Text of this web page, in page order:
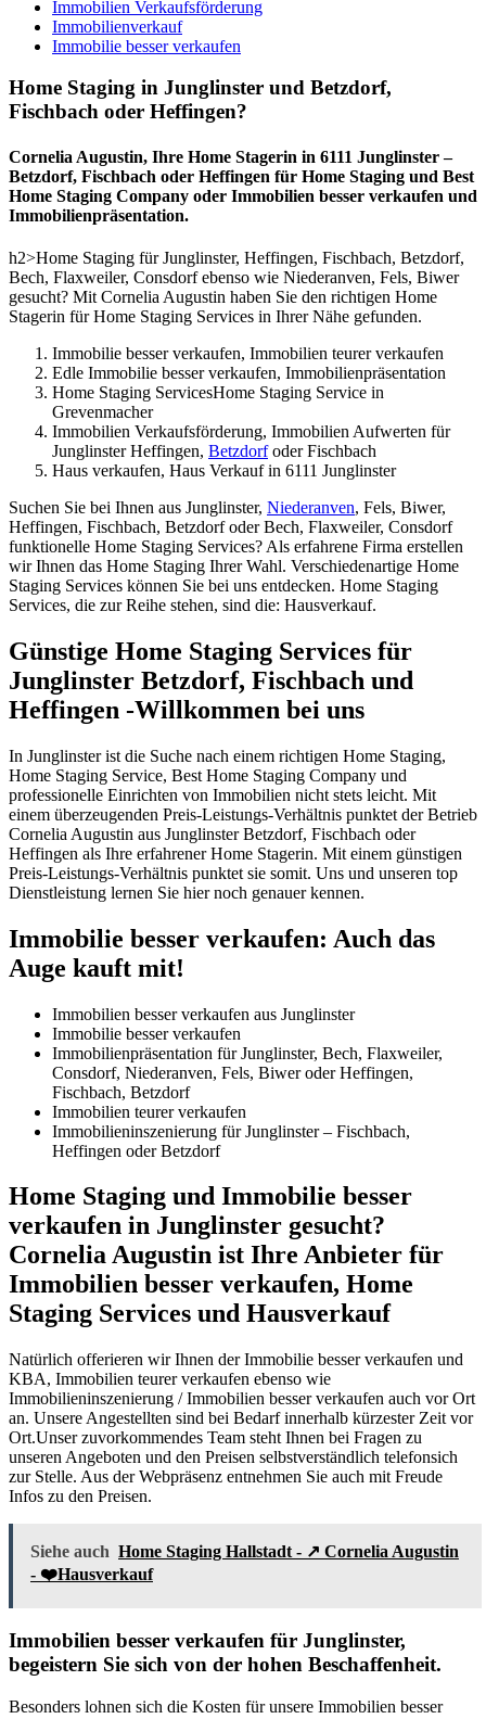
Immobilien Verkaufsförderung
Immobilienverkauf
Immobilie besser verkaufen
Home Staging in Junglinster und Betzdorf,
Fischbach oder Heffingen?
Cornelia Augustin, Ihre Home Stagerin in 6111 Junglinster –
Betzdorf, Fischbach oder Heffingen für Home Staging und Best
Home Staging Company oder Immobilien besser verkaufen und
Immobilienpräsentation.
h2>Home Staging für Junglinster, Heffingen, Fischbach, Betzdorf,
Bech, Flaxweiler, Consdorf ebenso wie Niederanven, Fels, Biwer
gesucht? Mit Cornelia Augustin haben Sie den richtigen Home
Stagerin für Home Staging Services in Ihrer Nähe gefunden.
Immobilie besser verkaufen, Immobilien teurer verkaufen
Edle Immobilie besser verkaufen, Immobilienpräsentation
Home Staging ServicesHome Staging Service in
Grevenmacher
Immobilien Verkaufsförderung, Immobilien Aufwerten für
Junglinster Heffingen, Betzdorfoder Fischbach
Haus verkaufen, Haus Verkauf in 6111 Junglinster
Suchen Sie bei Ihnen aus Junglinster, Niederanven, Fels, Biwer,
Heffingen, Fischbach, Betzdorf oder Bech, Flaxweiler, Consdorf
funktionelle Home Staging Services? Als erfahrene Firma erstellen
wir Ihnen das Home Staging Ihrer Wahl. Verschiedenartige Home
Staging Services können Sie bei uns entdecken. Home Staging
Services, die zur Reihe stehen, sind die: Hausverkauf.
Günstige Home Staging Services für
Junglinster Betzdorf, Fischbach und
Heffingen -Willkommen bei uns
In Junglinster ist die Suche nach einem richtigen Home Staging,
Home Staging Service, Best Home Staging Company und
professionelle Einrichten von Immobilien nicht stets leicht. Mit
einem überzeugenden Preis-Leistungs-Verhältnis punktet der Betrieb
Cornelia Augustin aus Junglinster Betzdorf, Fischbach oder
Heffingen als Ihre erfahrener Home Stagerin. Mit einem günstigen
Preis-Leistungs-Verhältnis punktet sie somit. Uns und unseren top
Dienstleistung lernen Sie hier noch genauer kennen.
Immobilie besser verkaufen: Auch das
Auge kauft mit!
Immobilien besser verkaufen aus Junglinster
Immobilie besser verkaufen
Immobilienpräsentation für Junglinster, Bech, Flaxweiler,
Consdorf, Niederanven, Fels, Biwer oder Heffingen,
Fischbach, Betzdorf
Immobilien teurer verkaufen
Immobilieninszenierung für Junglinster – Fischbach,
Heffingen oder Betzdorf
Home Staging und Immobilie besser
verkaufen in Junglinster gesucht?
Cornelia Augustin ist Ihre Anbieter für
Immobilien besser verkaufen, Home
Staging Services und Hausverkauf
Natürlich offerieren wir Ihnen der Immobilie besser verkaufen und
KBA, Immobilien teurer verkaufen ebenso wie
Immobilieninszenierung / Immobilien besser verkaufen auch vor Ort
an. Unsere Angestellten sind bei Bedarf innerhalb kürzester Zeit vor
Ort.Unser zuvorkommendes Team steht Ihnen bei Fragen zu
unseren Angeboten und den Preisen selbstverständlich telefonsich
zur Stelle. Aus der Webpräsenz entnehmen Sie auch mit Freude
Infos zu den Preisen.
Siehe auch Home Staging Hallstadt - ↗️ Cornelia Augustin
- ❤️Hausverkauf
Immobilien besser verkaufen für Junglinster,
begeistern Sie sich von der hohen Beschaffenheit.
Besonders lohnen sich die Kosten für unsere Immobilien besser